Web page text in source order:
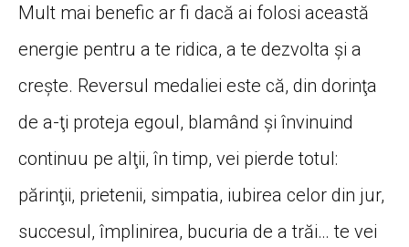
Mult mai benefic ar fi dacă ai folosi această
energie pentru a te ridica, a te dezvolta şi a
creşte. Reversul medaliei este că, din dorinţa
de a-ţi proteja egoul, blamând şi învinuind
continuu pe alţii, în timp, vei pierde totul:
părinţii, prietenii, simpatia, iubirea celor din jur,
succesul, împlinirea, bucuria de a trăi… te vei